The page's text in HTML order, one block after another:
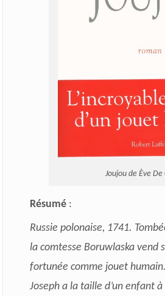
Joujou de Ève De
Résumé:
Russie polonaise, 1741.
la comtesse Boruwlaska vend
fortunée comme jouet
Joseph a la taille d’un enfant à